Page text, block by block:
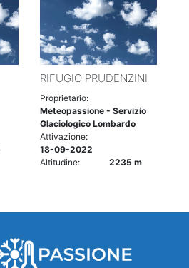
RIFUGIO PRUDENZINI
Proprietario:
Meteopassione - Servizio
Glaciologico Lombardo
Attivazione:
18-09-2022
Altitudine:
2235 m